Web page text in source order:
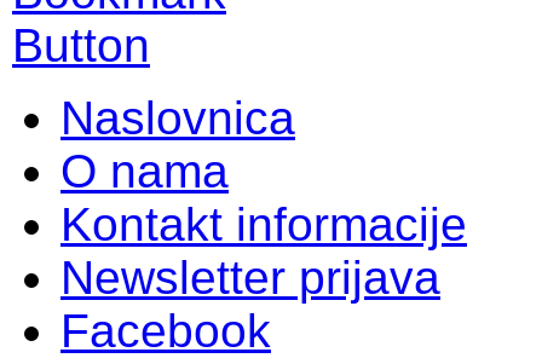
Naslovnica
O nama
Kontakt informacije
Newsletter prijava
Facebook